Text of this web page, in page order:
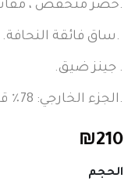
.خصر منخفض ،
.ساق فائقة النحافة.
. جينز ضيق.
.الجزء الخارجي: 78٪ قطن ، 1٪ إيلاستن ، 21٪ بوليستر
₪210
الحجم